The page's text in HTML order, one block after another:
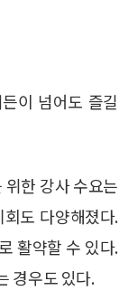
이 넘어도 즐길
한 강사 수요는
도 다양해졌다.
활약할 수 있다.
경우도 있다.